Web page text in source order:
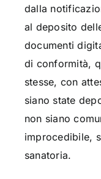
dalla
al deposito
documenti
di conformità,
stesse, con
siano state
non siano
improcedibile,
sanatoria.